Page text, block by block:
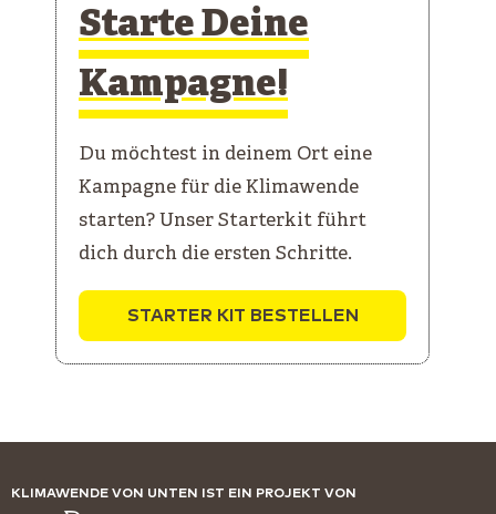
Starte Deine
Kampagne!
Du möchtest in deinem Ort eine
Kampagne für die Klimawende
starten? Unser Starterkit führt
dich durch die ersten Schritte.
STARTER KIT BESTELLEN
KLIMAWENDE VON UNTEN IST EIN PROJEKT VON